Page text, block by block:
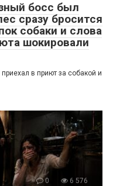
босс был
сразу бросится
собаки и слова
шокировали
в приют за собакой и
0 6 576